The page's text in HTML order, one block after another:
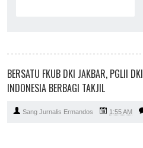
BERSATU FKUB DKI JAKBAR, PGLII
INDONESIA BERBAGI TAKJIL
Sang Jurnalis Ermandos 1:55 AM